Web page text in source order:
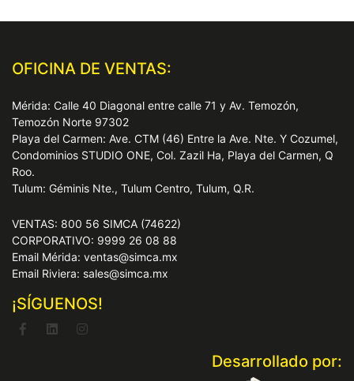
OFICINA DE VENTAS:
Mérida: Calle 40 Diagonal entre calle 71 y Av. Temozón,
Temozón Norte 97302
Playa del Carmen: Ave. CTM (46) Entre la Ave. Nte. Y Cozumel,
Condominios STUDIO ONE, Col. Zazil Ha, Playa del Carmen, Q
Roo.
Tulum: Géminis Nte., Tulum Centro, Tulum, Q.R.
VENTAS: 800 56 SIMCA (74622)
CORPORATIVO: 9999 26 08 88
Email Mérida: ventas@simca.mx
Email Riviera: sales@simca.mx
¡SÍGUENOS!
Desarrollado por: